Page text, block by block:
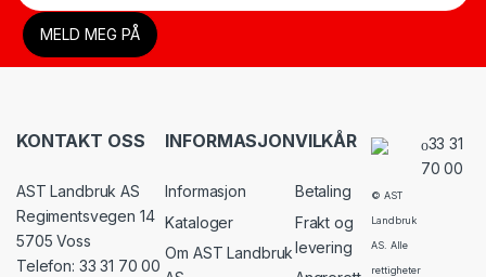
KONTAKT OSS
AST Landbruk AS
Regimentsvegen 14
5705 Voss
Telefon: 33 31 70 00
INFORMASJON
Informasjon
Kataloger
Om AST Landbruk
VILKÅR
Betaling
Frakt og
levering
© AST
Landbruk
AS. Alle
rettigheter
33 31
70 00